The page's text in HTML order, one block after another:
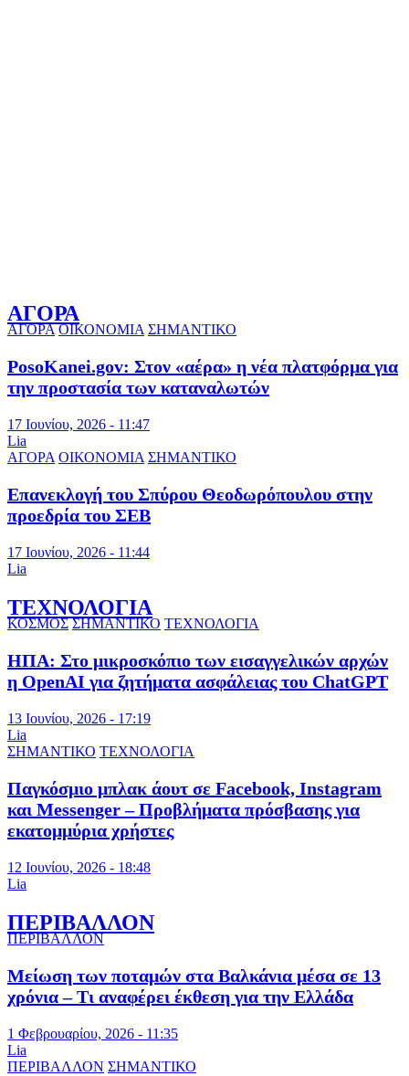
ΑΓΟΡΑ
ΑΓΟΡΑ ΟΙΚΟΝΟΜΙΑ ΣΗΜΑΝΤΙΚΟ
PosoKanei.gov: Στον «αέρα» η νέα πλατφόρμα για
την προστασία των καταναλωτών
17 Ιουνίου, 2026 - 11:47
Lia
ΑΓΟΡΑ ΟΙΚΟΝΟΜΙΑ ΣΗΜΑΝΤΙΚΟ
Επανεκλογή του Σπύρου Θεοδωρόπουλου στην
προεδρία του ΣΕΒ
17 Ιουνίου, 2026 - 11:44
Lia
ΤΕΧΝΟΛΟΓΙΑ
ΚΟΣΜΟΣ ΣΗΜΑΝΤΙΚΟ ΤΕΧΝΟΛΟΓΙΑ
ΗΠΑ: Στο μικροσκόπιο των εισαγγελικών αρχών
η OpenAI για ζητήματα ασφάλειας του ChatGPT
13 Ιουνίου, 2026 - 17:19
Lia
ΣΗΜΑΝΤΙΚΟ ΤΕΧΝΟΛΟΓΙΑ
Παγκόσμιο μπλακ άουτ σε Facebook, Instagram
και Messenger – Προβλήματα πρόσβασης για
εκατομμύρια χρήστες
12 Ιουνίου, 2026 - 18:48
Lia
ΠΕΡΙΒΑΛΛΟΝ
ΠΕΡΙΒΑΛΛΟΝ
Μείωση των ποταμών στα Βαλκάνια μέσα σε 13
χρόνια – Τι αναφέρει έκθεση για την Ελλάδα
1 Φεβρουαρίου, 2026 - 11:35
Lia
ΠΕΡΙΒΑΛΛΟΝ ΣΗΜΑΝΤΙΚΟ